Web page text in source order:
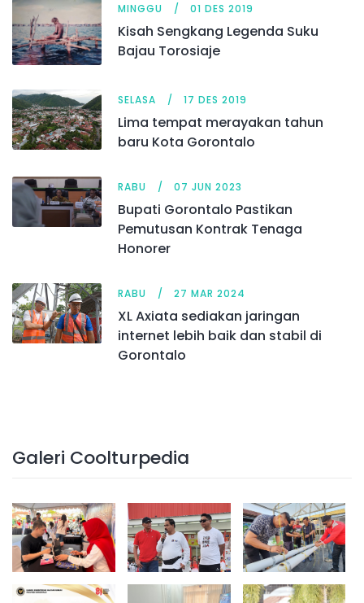
MINGGU 01 DES 2019
Kisah Sengkang Legenda Suku
Bajau Torosiaje
SELASA 17 DES 2019
Lima tempat merayakan tahun
baru Kota Gorontalo
RABU 07 JUN 2023
Bupati Gorontalo Pastikan
Pemutusan Kontrak Tenaga
Honorer
RABU 27 MAR 2024
XL Axiata sediakan jaringan
internet lebih baik dan stabil di
Gorontalo
Galeri Coolturpedia